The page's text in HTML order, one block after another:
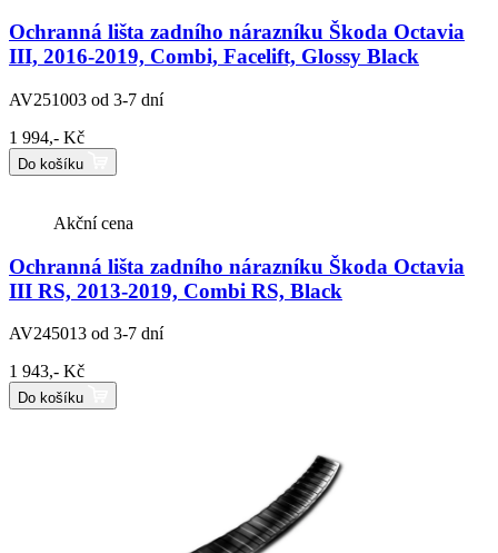
Ochranná lišta zadního nárazníku Škoda Octavia
III, 2016-2019, Combi, Facelift, Glossy Black
AV251003 od 3-7 dní
1 994,- Kč
Do košíku
Akční cena
Ochranná lišta zadního nárazníku Škoda Octavia
III RS, 2013-2019, Combi RS, Black
AV245013 od 3-7 dní
1 943,- Kč
Do košíku